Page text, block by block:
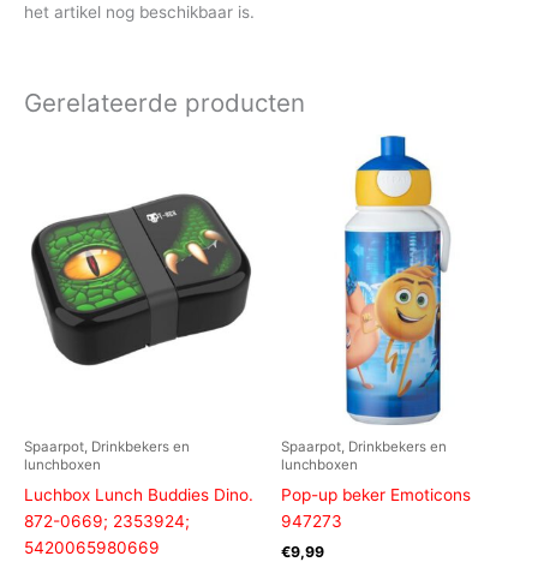
het artikel nog beschikbaar is.
Gerelateerde producten
Spaarpot, Drinkbekers en
lunchboxen
Luchbox Lunch Buddies Dino.
872-0669; 2353924;
5420065980669
Spaarpot, Drinkbekers en
lunchboxen
Pop-up beker Emoticons
947273
€9,99